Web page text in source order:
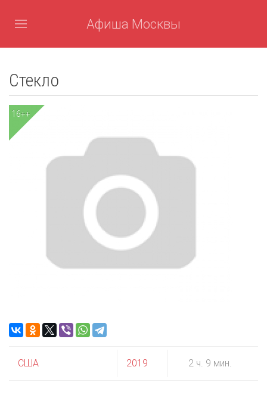
Афиша Москвы
Стекло
16++
США 2019 2 ч. 9 мин.